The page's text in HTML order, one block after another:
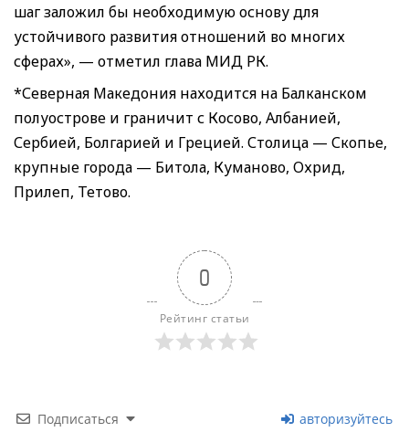
шаг заложил бы необходимую основу для
устойчивого развития отношений во многих
сферах», — отметил глава МИД РК.
*Северная Македония находится на Балканском
полуострове и граничит с Косово, Албанией,
Сербией, Болгарией и Грецией. Столица — Скопье,
крупные города — Битола, Куманово, Охрид,
Прилеп, Тетово.
0
Рейтинг статьи
Подписаться авторизуйтесь